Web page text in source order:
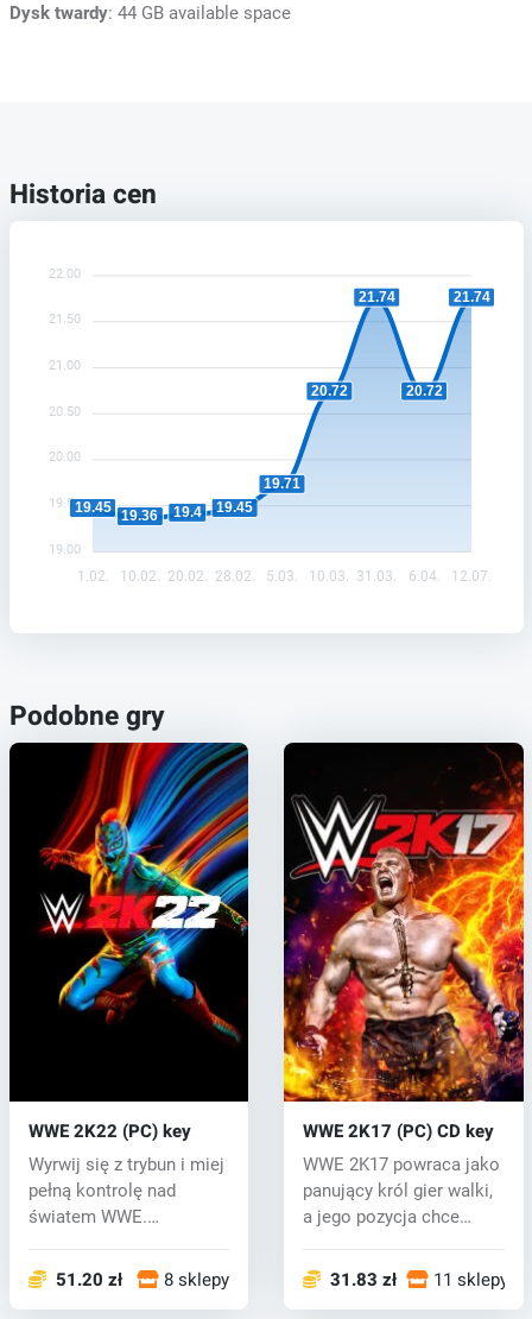
Dysk twardy: 44 GB available space
Historia cen
22.00
21.50
21.00
20.50
20.00
19.50
19.00
19.45 19.36 19.4 19.45
19.71
20.72
21.74
20.72
21.74
1.02. 10.02. 20.02. 28.02. 5.03. 10.03. 31.03. 6.04. 12.07.
Podobne gry
WWE 2K22 (PC) key
Wyrwij się z trybun i miej
pełną kontrolę nad
światem WWE.
51.20 zł 8 sklepy
WWE 2K17 (PC) CD key
WWE 2K17 powraca jako
panujący król gier walki,
a jego pozycja chce
31.83 zł 11 sklepy